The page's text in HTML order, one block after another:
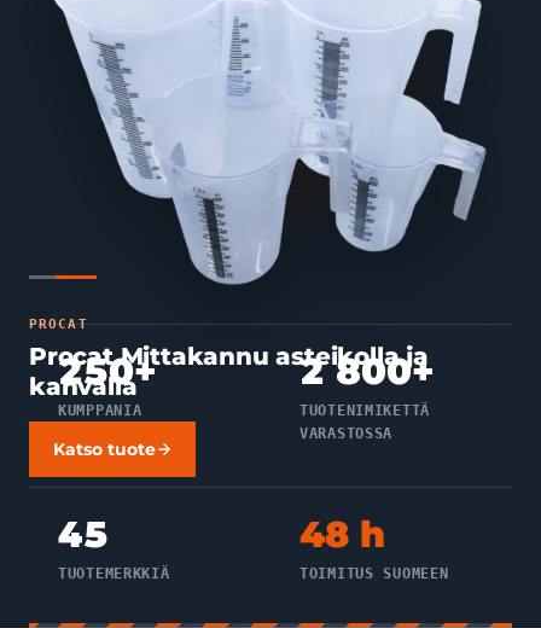
Katso tuote
PROCAT
Procat Mittakannu asteikolla ja
kahvalla
Katso tuote
250+
KUMPPANIA
2 800+
TUOTENIMIKETTÄ
VARASTOSSA
45
TUOTEMERKKIÄ
48 h
TOIMITUS SUOMEEN